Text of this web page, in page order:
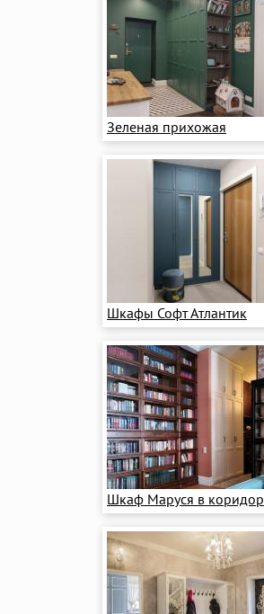
Зеленая прихожая
Шкафы Софт Атлантик
Шкаф Маруся в коридор